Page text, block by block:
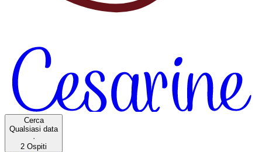
Cerca
Qualsiasi data
·
2 Ospiti